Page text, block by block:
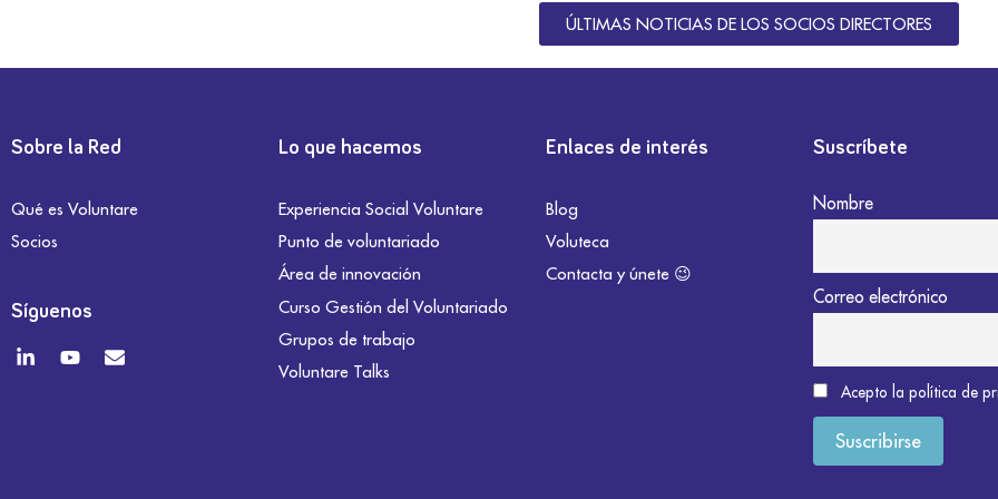
ÚLTIMAS NOTICIAS DE LOS SOCIOS DIRECTORES
Sobre la Red
Qué es Voluntare
Socios
Síguenos
Lo que hacemos
Experiencia Social Voluntare
Punto de voluntariado
Área de innovación
Curso Gestión del Voluntariado
Grupos de trabajo
Voluntare Talks
Enlaces de interés
Blog
Voluteca
Contacta y únete 😉
Suscríbete
Nombre
Correo electrónico
Acepto la política de